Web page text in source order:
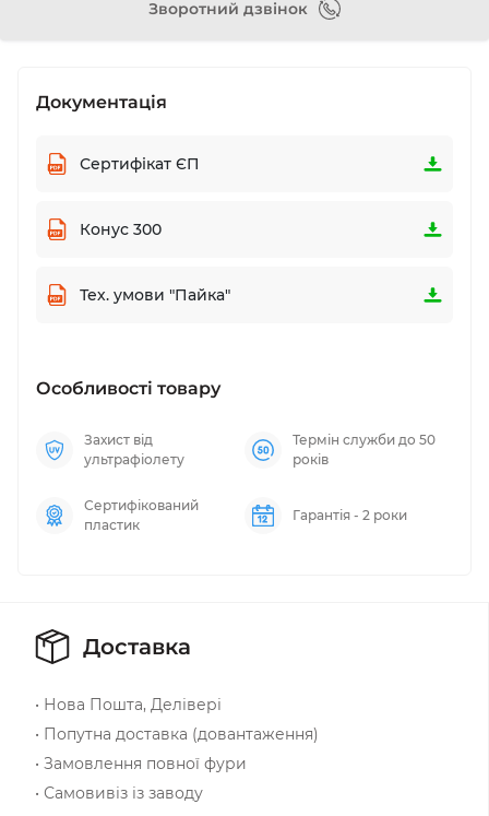
Зворотний дзвінок
Документація
Сертифікат ЄП
Конус 300
Тех. умови "Пайка"
Особливості товару
Захист від
ультрафіолету
Термін служби до 50
років
Сертифікований
пластик
Гарантія - 2 роки
Доставка
• Нова Пошта, Делівері
• Попутна доставка (довантаження)
• Замовлення повної фури
• Самовивіз із заводу